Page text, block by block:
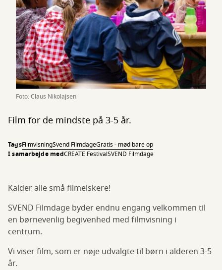
Foto: Claus Nikolajsen
Film for de mindste på 3-5 år.
TagsFilmvisningSvend FilmdageGratis - mød bare op
I samarbejde medCREATE FestivalSVEND Filmdage
Kalder alle små filmelskere!
SVEND Filmdage byder endnu engang velkommen til
en børnevenlig begivenhed med filmvisning i
centrum.
Vi viser film, som er nøje udvalgte til børn i alderen 3-5
år.